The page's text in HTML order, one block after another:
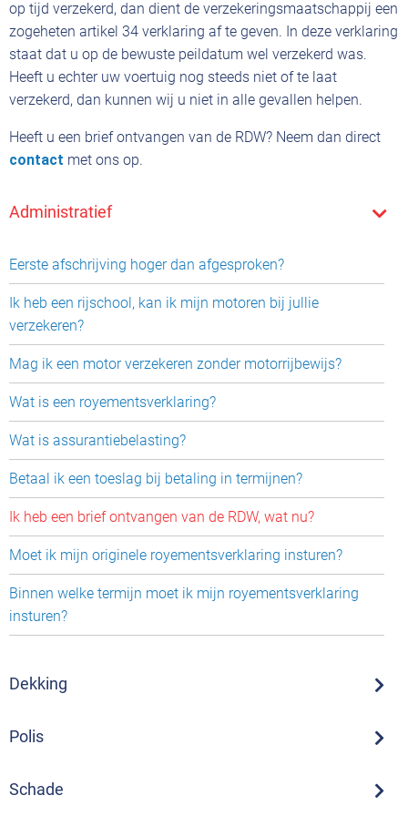
op tijd verzekerd, dan dient de verzekeringsmaatschappij een
zogeheten artikel 34 verklaring af te geven. In deze verklaring
staat dat u op de bewuste peildatum wel verzekerd was.
Heeft u echter uw voertuig nog steeds niet of te laat
verzekerd, dan kunnen wij u niet in alle gevallen helpen.
Heeft u een brief ontvangen van de RDW? Neem dan direct
contact met ons op.
Administratief
Eerste afschrijving hoger dan afgesproken?
Ik heb een rijschool, kan ik mijn motoren bij jullie
verzekeren?
Mag ik een motor verzekeren zonder motorrijbewijs?
Wat is een royementsverklaring?
Wat is assurantiebelasting?
Betaal ik een toeslag bij betaling in termijnen?
Ik heb een brief ontvangen van de RDW, wat nu?
Moet ik mijn originele royementsverklaring insturen?
Binnen welke termijn moet ik mijn royementsverklaring
insturen?
Dekking
Polis
Schade